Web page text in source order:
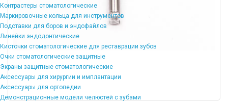
Контрастеры стоматологические
Маркировочные кольца для инструментов
Подставки для боров и эндофайлов
Линейки эндодонтические
Кисточки стоматологические для реставрации зубов
Очки стоматологические защитные
Экраны защитные стоматологические
Аксессуары для хирургии и имплантации
Аксессуары для ортопедии
Демонстрационные модели челюстей с зубами